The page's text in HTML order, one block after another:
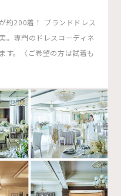
約200着！ ブランドドレス
。専門のドレスコーディネ
す。〈ご希望の方は試着も